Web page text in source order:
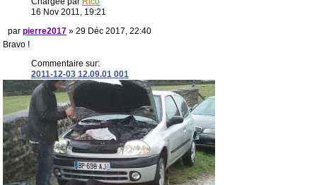
16 Nov 2011, 19:21
par pierre2017 » 29 Déc 2017, 22:40
Bravo !
Commentaire sur:
2011-12-03 12.09.01 001